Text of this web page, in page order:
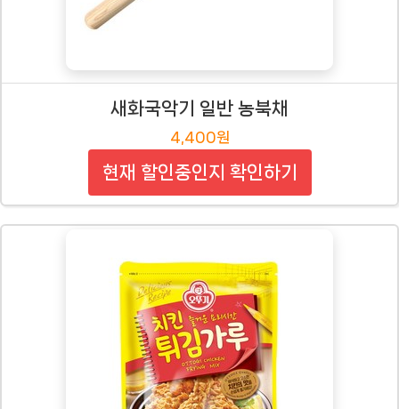
새화국악기 일반 농북채
4,400원
현재 할인중인지 확인하기